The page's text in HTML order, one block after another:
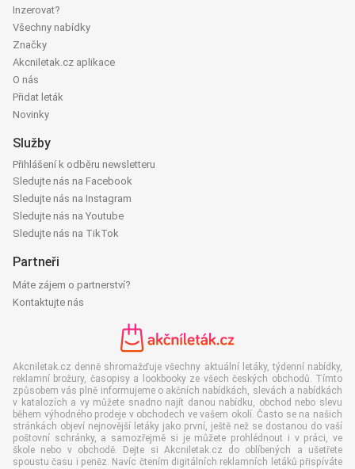
Inzerovat?
Všechny nabídky
Značky
Akcniletak.cz aplikace
O nás
Přidat leták
Novinky
Služby
Přihlášení k odběru newsletteru
Sledujte nás na Facebook
Sledujte nás na Instagram
Sledujte nás na Youtube
Sledujte nás na TikTok
Partneři
Máte zájem o partnerství?
Kontaktujte nás
Akcniletak.cz denně shromažďuje všechny aktuální letáky, týdenní nabídky,
reklamní brožury, časopisy a lookbooky ze všech českých obchodů. Tímto
způsobem vás plně informujeme o akčních nabídkách, slevách a nabídkách
v katalozích a vy můžete snadno najít danou nabídku, obchod nebo slevu
během výhodného prodeje v obchodech ve vašem okolí. Často se na našich
stránkách objeví nejnovější letáky jako první, ještě než se dostanou do vaší
poštovní schránky, a samozřejmě si je můžete prohlédnout i v práci, ve
škole nebo v obchodě. Dejte si Akcniletak.cz do oblíbených a ušetřete
spoustu času i peněz. Navíc čtením digitálních reklamních letáků přispíváte